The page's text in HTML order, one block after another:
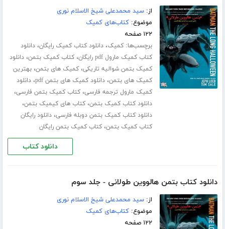
از:سید محمدعلی شیخ الاسلام نوری
موضوع:کتاب‌های کمیک
۱۲۲ صفحه
برچسب‌ها:کمیک،دانلود کتاب کمیک رایگان،دانلود
کتاب کمیک مارول pdf رایگان
،کتاب کمیک بتمن،دانلود
کمیک بتمن شوالیه تاریکی،کمیک های بتمن،بهترین
کمیک های بتمن،دانلود کمیک های بتمن pdf ،دانلود
کمیک مارول ترجمه فارسی،کتاب کمیک بتمن فارسی،
دانلود کتاب کمیک بتمن،کتاب های کیمیک بتمن،
دانلود کتاب کمیک بتمن دوبله فارسی،دانلود رایگان
کتاب کمیک بتمن،کتاب کمیک بتمن رایگان
دانلود کتاب
دانلود کتاب بتمن هالووین طولانی - جلد سوم
از:سید محمدعلی شیخ الاسلام نوری
موضوع:کتاب‌های کمیک
۱۲۲ صفحه